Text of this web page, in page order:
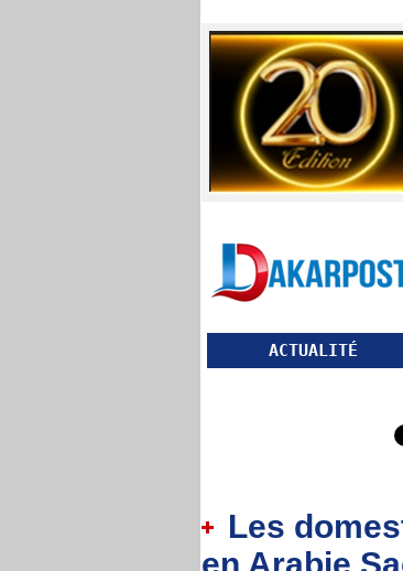
ACTUALITÉ
Les